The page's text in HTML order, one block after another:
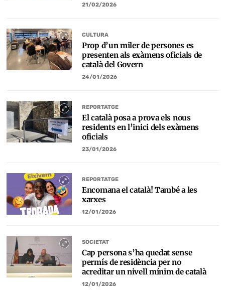
21/02/2026
CULTURA
Prop d’un miler de persones es
presenten als exàmens oficials de
català del Govern
24/01/2026
REPORTATGE
El català posa a prova els nous
residents en l’inici dels exàmens
oficials
23/01/2026
REPORTATGE
Encomana el català! També a les
xarxes
12/01/2026
SOCIETAT
Cap persona s’ha quedat sense
permís de residència per no
acreditar un nivell mínim de català
12/01/2026